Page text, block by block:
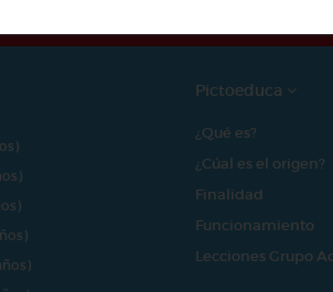
Pictoeduca
¿Qué es?
¿Cúal es el origen?
Finalidad
Funcionamiento
Lecciones Grupo